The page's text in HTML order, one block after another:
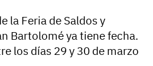
la Feria de Saldos y
Bartolomé ya tiene fecha.
los días 29 y 30 de marzo